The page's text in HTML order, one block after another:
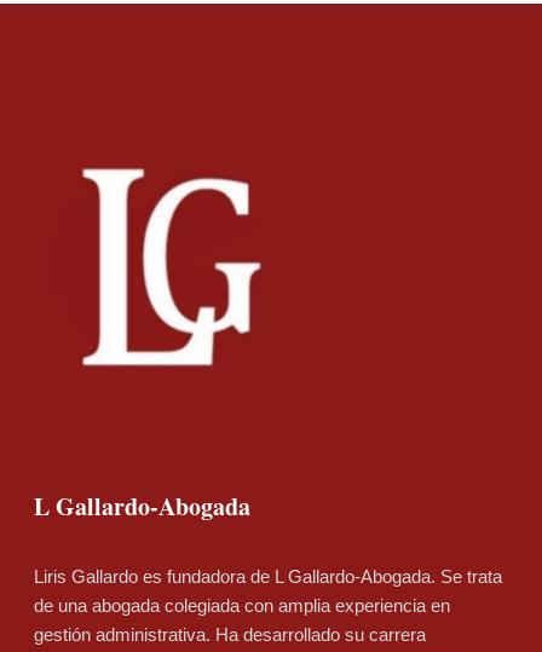
L Gallardo-Abogada
Liris Gallardo es fundadora de L Gallardo-Abogada. Se trata
de una abogada colegiada con amplia experiencia en
gestión administrativa. Ha desarrollado su carrera